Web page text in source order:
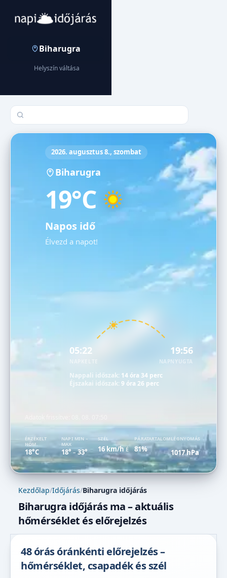
Biharugra
Helyszín váltása
Település keresése
2026. augusztus 8., szombat
Biharugra
19°C
Napos idő
Élvezd a napot!
05:22 19:56
NAPNYUGTA
Nappali időszak: 14 óra 34 perc
Éjszakai időszak: 9 óra 26 perc
ÉRZÉKELT
HŐM.
18°C
NAPI MIN –
MAX
18° –33°
SZÉL
16 km/hÉ
PÁRATARTALOM
81%
LÉGNYOMÁS
1017 hPa
Kezdőlap/Időjárás/Biharugra időjárás
Biharugra időjárás ma – aktuális
hőmérséklet és előrejelzés
48 órás óránkénti előrejelzés –
hőmérséklet, csapadék és szél